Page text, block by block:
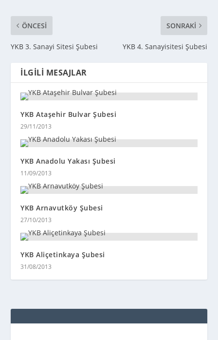
ÖNCESI
YKB 3. Sanayi Sitesi Şubesi
SONRAKI
YKB 4. Sanayisitesi Şubesi
İLGILI MESAJLAR
YKB Ataşehir Bulvar Şubesi
29/11/2013
YKB Anadolu Yakası Şubesi
11/09/2013
YKB Arnavutköy Şubesi
27/10/2013
YKB Aliçetinkaya Şubesi
31/08/2013